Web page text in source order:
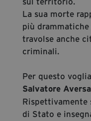
La sua morte
più
travolse anche
criminali.
Per questo
Salvatore Aversa
Rispettivamente
di Stato e